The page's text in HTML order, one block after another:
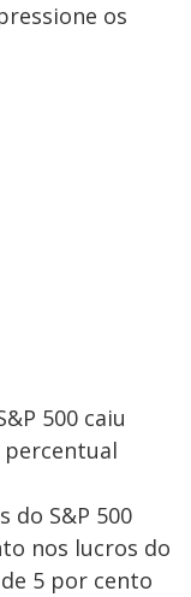
os
500 caiu
percentual
do S&P 500
nos lucros do
5 por cento